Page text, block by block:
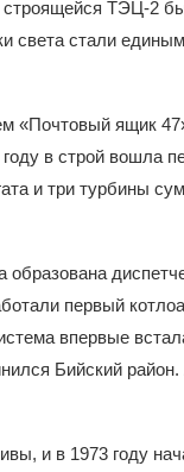
строящейся ТЭЦ-2
света стали
«Почтовый ящик
в строй вошла
и три турбины
образована
первый
впервые
Бийский район.
и в 1973 году